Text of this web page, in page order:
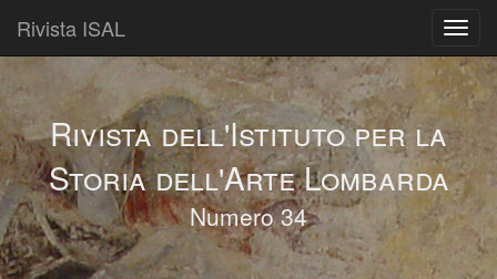
Rivista ISAL
Rivista dell'Istituto per la
Storia dell'Arte Lombarda
Numero 34